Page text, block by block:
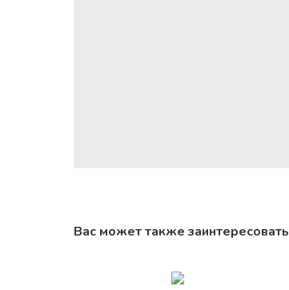
Вас может также заинтересовать